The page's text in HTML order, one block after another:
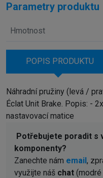
Parametry produktu
Hmotnost
POPIS PRODUKTU
Náhradní pružiny (levá /
Éclat Unit Brake. Popis: -
nastavovací matice
Potřebujete poradit s
komponenty?
Zanechte nám email,
využijte náš chat (modré